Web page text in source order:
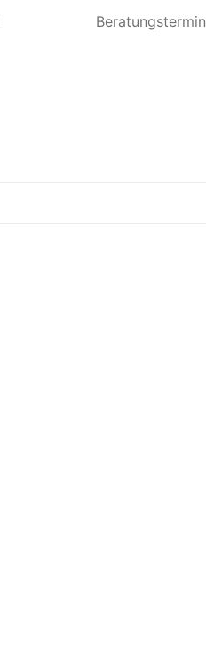
Beratungstermin